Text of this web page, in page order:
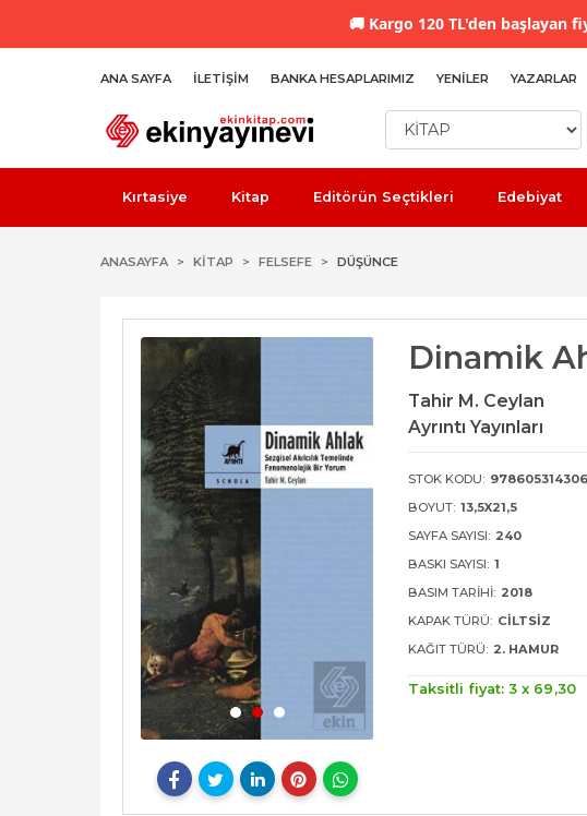
🚚 Kargo 120 TL'den başlayan
ANA SAYFA İLETIŞIM BANKA HESAPLARIMIZ YENILER YAZARLAR
Kırtasiye Kitap Editörün Seçtikleri Edebiyat
ANASAYFA KİTAP FELSEFE DÜŞÜNCE
Dinamik
Tahir M. Ceylan
Ayrıntı Yayınları
STOK KODU:
BOYUT: 13,5X21,5
SAYFA SAYISI: 240
BASKI SAYISI: 1
BASIM TARIHI: 2018
KAPAK TÜRÜ: CILTSIZ
KAĞIT TÜRÜ: 2. HAMUR
Taksitli fiyat: 3 x 69 ,30